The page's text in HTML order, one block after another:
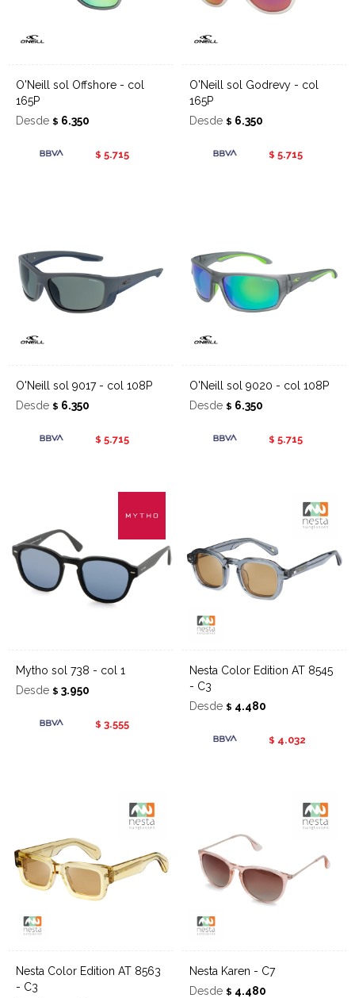
O'Neill sol Offshore - col
165P
Desde $ 6.350
$ 5.715
O'Neill sol Godrevy - col
165P
Desde $ 6.350
$ 5.715
O'Neill sol 9017 - col 108P
Desde $ 6.350
$ 5.715
O'Neill sol 9020 - col 108P
Desde $ 6.350
$ 5.715
Mytho sol 738 - col 1
Desde $ 3.950
$ 3.555
Nesta Color Edition AT 8545
- C3
Desde $ 4.480
$ 4.032
Nesta Color Edition AT 8563
- C3
Nesta Karen - C7
Desde $ 4.480